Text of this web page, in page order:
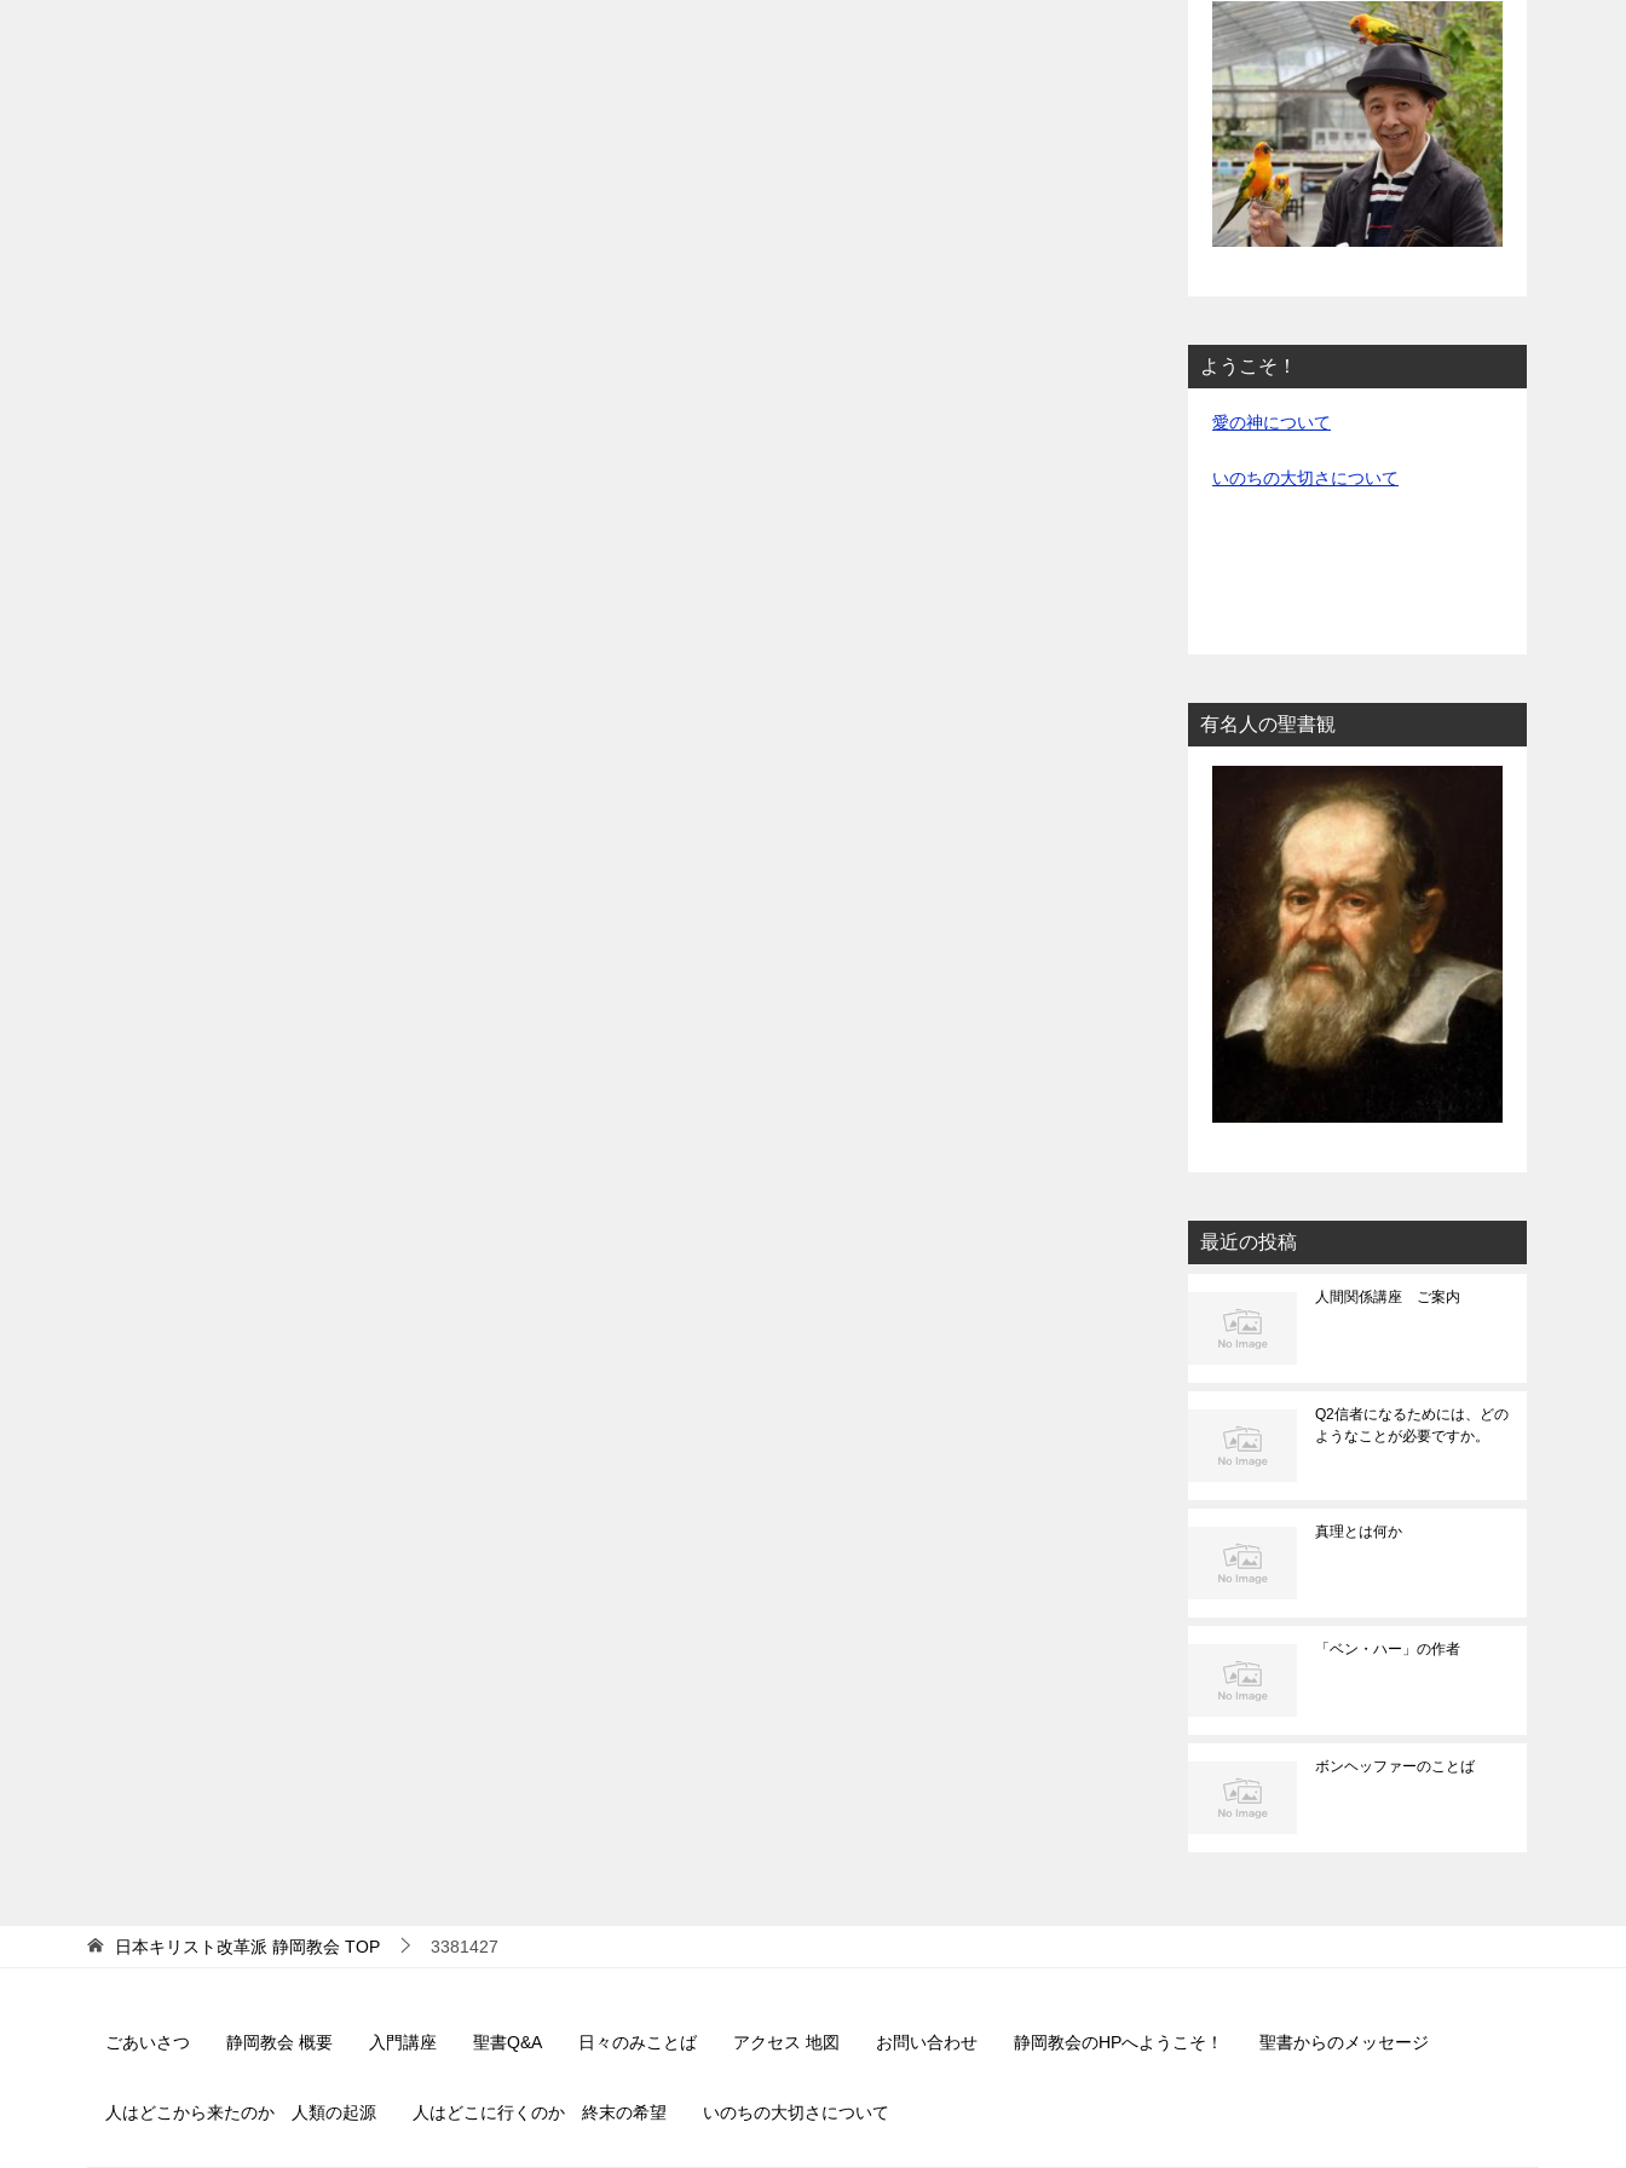
ようこそ！
愛の神について
いのちの大切さについて
有名人の聖書観
最近の投稿
人間関係講座 ご案内
Q2信者になるためには、どの
ようなことが必要ですか。
真理とは何か
「ベン・ハー」の作者
ボンヘッファーのことば
日本キリスト改革派 静岡教会 TOP 3381427
ごあいさつ 静岡教会 概要 入門講座 聖書Q&A 日々のみことば アクセス 地図 お問い合わせ 静岡教会のHPへようこそ！ 聖書からのメッセージ
人はどこから来たのか 人類の起源 人はどこに行くのか 終末の希望 いのちの大切さについて